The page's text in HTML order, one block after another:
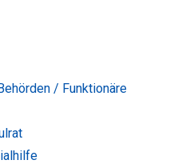
/ Funktionäre